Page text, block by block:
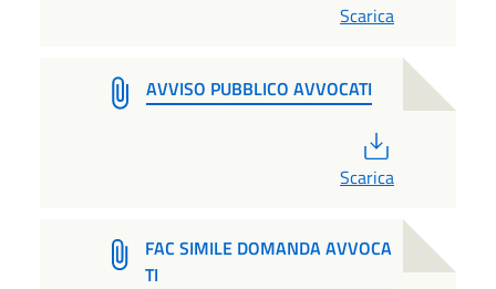
Scarica
AVVISO PUBBLICO AVVOCATI
Scarica
FAC SIMILE DOMANDA AVVOCA
TI